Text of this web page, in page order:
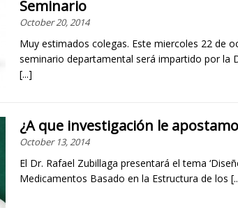
Seminario
October 20, 2014
Muy estimados colegas. Este miercoles 22 de
seminario departamental será impartido por la
[...]
¿A que investigación le
October 13, 2014
El Dr. Rafael Zubillaga presentará el tema
Medicamentos Basado en la Estructura de los